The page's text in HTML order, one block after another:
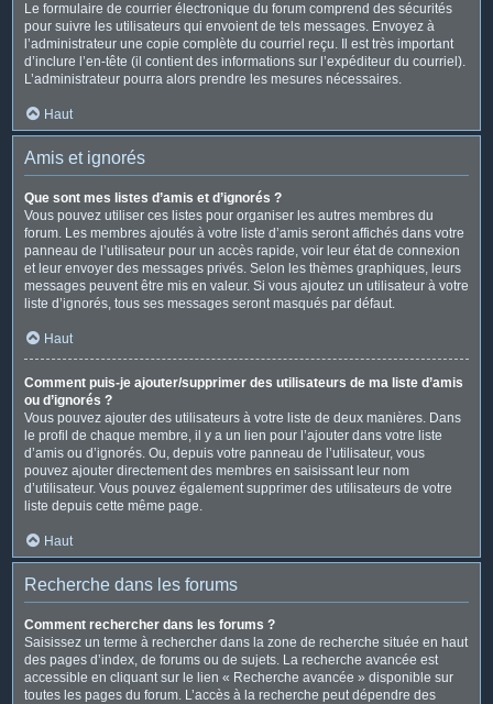
Le formulaire de courrier électronique du forum comprend des sécurités
pour suivre les utilisateurs qui envoient de tels messages. Envoyez à
l’administrateur une copie complète du courriel reçu. Il est très important
d’inclure l’en-tête (il contient des informations sur l’expéditeur du courriel).
L’administrateur pourra alors prendre les mesures nécessaires.
Haut
Amis et ignorés
Que sont mes listes d’amis et d’ignorés ?
Vous pouvez utiliser ces listes pour organiser les autres membres du
forum. Les membres ajoutés à votre liste d’amis seront affichés dans votre
panneau de l’utilisateur pour un accès rapide, voir leur état de connexion
et leur envoyer des messages privés. Selon les thèmes graphiques, leurs
messages peuvent être mis en valeur. Si vous ajoutez un utilisateur à votre
liste d’ignorés, tous ses messages seront masqués par défaut.
Haut
Comment puis-je ajouter/supprimer des utilisateurs de ma liste d’amis
ou d’ignorés ?
Vous pouvez ajouter des utilisateurs à votre liste de deux manières. Dans
le profil de chaque membre, il y a un lien pour l’ajouter dans votre liste
d’amis ou d’ignorés. Ou, depuis votre panneau de l’utilisateur, vous
pouvez ajouter directement des membres en saisissant leur nom
d’utilisateur. Vous pouvez également supprimer des utilisateurs de votre
liste depuis cette même page.
Haut
Recherche dans les forums
Comment rechercher dans les forums ?
Saisissez un terme à rechercher dans la zone de recherche située en haut
des pages d’index, de forums ou de sujets. La recherche avancée est
accessible en cliquant sur le lien « Recherche avancée » disponible sur
toutes les pages du forum. L’accès à la recherche peut dépendre des